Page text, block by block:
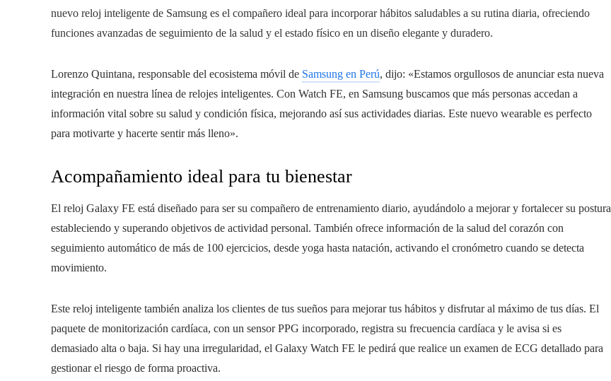
nuevo reloj inteligente de Samsung es el compañero ideal para incorporar hábitos saludables a su rutina diaria, ofreciendo
funciones avanzadas de seguimiento de la salud y el estado físico en un diseño elegante y duradero.
Lorenzo Quintana, responsable del ecosistema móvil de Samsung en Perú, dijo: «Estamos orgullosos de anunciar esta nueva
integración en nuestra línea de relojes inteligentes. Con Watch FE, en Samsung buscamos que más personas accedan a
información vital sobre su salud y condición física, mejorando así sus actividades diarias. Este nuevo wearable es perfecto
para motivarte y hacerte sentir más lleno».
Acompañamiento ideal para tu bienestar
El reloj Galaxy FE está diseñado para ser su compañero de entrenamiento diario, ayudándolo a mejorar y fortalecer su postura
estableciendo y superando objetivos de actividad personal. También ofrece información de la salud del corazón con
seguimiento automático de más de 100 ejercicios, desde yoga hasta natación, activando el cronómetro cuando se detecta
movimiento.
Este reloj inteligente también analiza los clientes de tus sueños para mejorar tus hábitos y disfrutar al máximo de tus días. El
paquete de monitorización cardíaca, con un sensor PPG incorporado, registra su frecuencia cardíaca y le avisa si es
demasiado alta o baja. Si hay una irregularidad, el Galaxy Watch FE le pedirá que realice un examen de ECG detallado para
gestionar el riesgo de forma proactiva.